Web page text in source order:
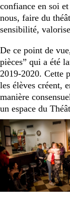
confiance en soi
nous, faire du
sensibilité,
De ce point de
pièces” qui a été
2019-2020. Cette
les élèves créent,
manière
un espace du